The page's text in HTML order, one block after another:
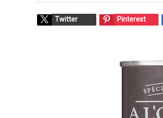
Twitter Pinterest